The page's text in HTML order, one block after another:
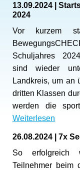
13.09.2024
2024
Vor kurzem
Schuljahres
sind wieder
Landkreis, um an
dritten Klassen
werden die
Weiterlesen
26.08.2024
7x
So erfolgreich
Teilnehmer beim